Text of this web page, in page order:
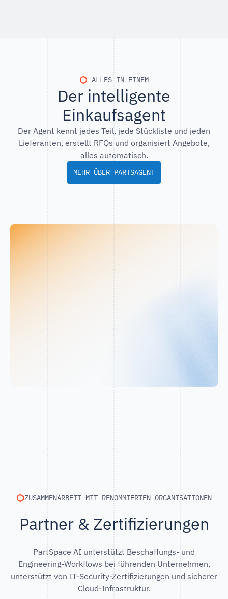
ALLES IN EINEM
Der intelligente
Einkaufsagent
Der Agent kennt jedes Teil, jede Stückliste und jeden
Lieferanten, erstellt RFQs und organisiert Angebote,
alles automatisch.
MEHR ÜBER PARTSAGENT
ZUSAMMENARBEIT MIT RENOMMIERTEN ORGANISATIONEN
Partner & Zertifizierungen
PartSpace AI unterstützt Beschaffungs- und
Engineering-Workflows bei führenden Unternehmen,
unterstützt von IT-Security-Zertifizierungen und sicherer
Cloud-Infrastruktur.